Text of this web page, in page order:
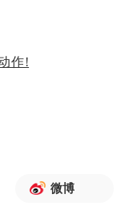
作!
微博